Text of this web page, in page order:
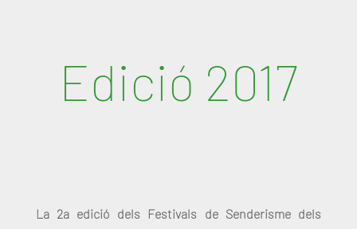
Edició 2017
La 2a edició dels Festivals de Senderisme dels